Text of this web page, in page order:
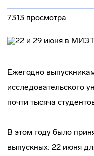
7313 просмотра
Ежегодно
исследовательского
почти тысяча
В этом году было
выпускных: 22 июня